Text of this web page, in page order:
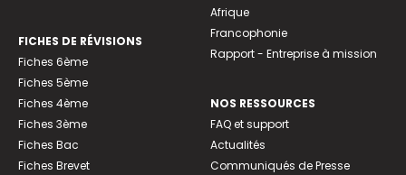
FICHES DE RÉVISIONS
Fiches 6ème
Fiches 5ème
Fiches 4ème
Fiches 3ème
Fiches Bac
Fiches Brevet
Afrique
Francophonie
Rapport - Entreprise à mission
NOS RESSOURCES
FAQ et support
Actualités
Communiqués de Presse